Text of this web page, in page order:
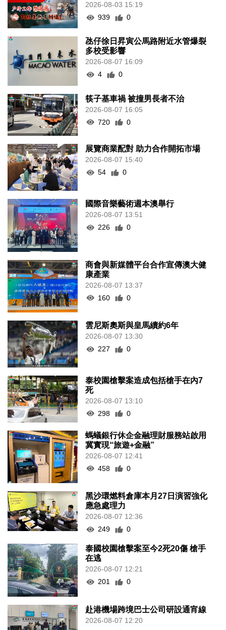
2026-08-03 15:19
939
0
氹仔徐日昇寅公馬路附近水管爆裂
多校受影響
2026-08-07 16:09
4
0
筷子基車禍 被撞男長者不治
2026-08-07 16:05
720
0
展覽商業配對 助力合作開拓市場
2026-08-07 15:40
54
0
國際音樂藝術週本澳舉行
2026-08-07 13:51
226
0
商會與新媒體平台合作宣傳澳大健
康產業
2026-08-07 13:37
160
0
雲尼斯奧斯與皇馬續約6年
2026-08-07 13:30
227
0
泰校園槍擊案造成包括槍手在內7
死
2026-08-07 13:10
298
0
螞蟻銀行休企金融理財服務站啟用
冀實現“旅遊+金融”
2026-08-07 12:41
458
0
黑沙環燃料倉庫本月27日演習強化
應急處理力
2026-08-07 12:36
249
0
泰國校園槍擊案至今2死20傷 槍手
在逃
2026-08-07 12:21
201
0
赴港機場跨境巴士公司研設通宵線
2026-08-07 12:20